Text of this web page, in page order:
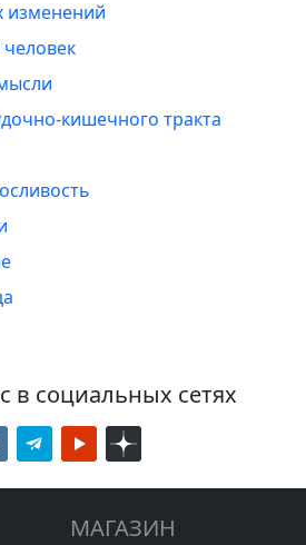
изменений
кишечного тракта
в социальных сетях
МАГАЗИН